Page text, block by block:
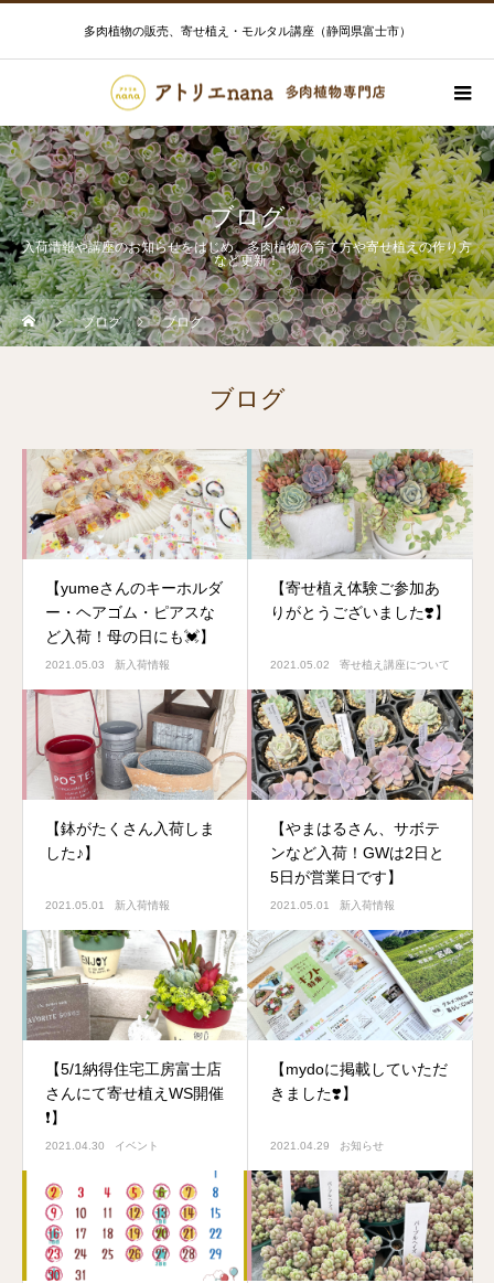
多肉植物の販売、寄せ植え・モルタル講座（静岡県富士市）
ブログ
入荷情報や講座のお知らせをはじめ、多肉植物の育て方や寄せ植えの作り方
など更新！
ブログ ブログ
ブログ
【yumeさんのキーホルダ
ー・ヘアゴム・ピアスな
ど入荷！母の日にも💓】
2021.05.03 新入荷情報
【寄せ植え体験ご参加あ
りがとうございました❣️】
2021.05.02 寄せ植え講座について
【鉢がたくさん入荷しま
した♪】
2021.05.01 新入荷情報
【やまはるさん、サボテ
ンなど入荷！GWは2日と
5日が営業日です】
2021.05.01 新入荷情報
【5/1納得住宅工房富士店
さんにて寄せ植えWS開催
❗️】
2021.04.30 イベント
【mydoに掲載していただ
きました❣️】
2021.04.29 お知らせ